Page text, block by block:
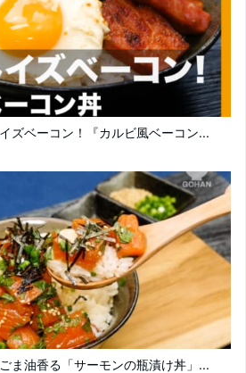
ズベーコン！『カルビ風ベーコン...
ま油香る「サーモンの瓶漬け丼」...